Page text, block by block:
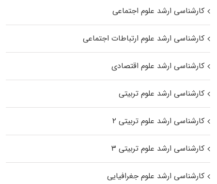
کارشناسی ارشد علوم اجتماعی
کارشناسی ارشد علوم ارتباطات اجتماعی
کارشناسی ارشد علوم اقتصادی
کارشناسی ارشد علوم تربیتی
کارشناسی ارشد علوم تربیتی ۲
کارشناسی ارشد علوم تربیتی ۳
کارشناسی ارشد علوم جغرافیایی